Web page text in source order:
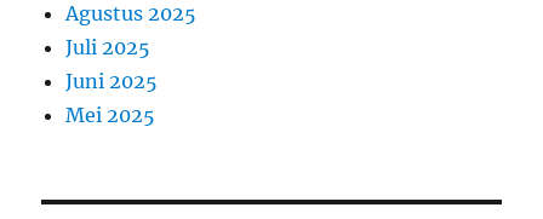
Agustus 2025
Juli 2025
Juni 2025
Mei 2025